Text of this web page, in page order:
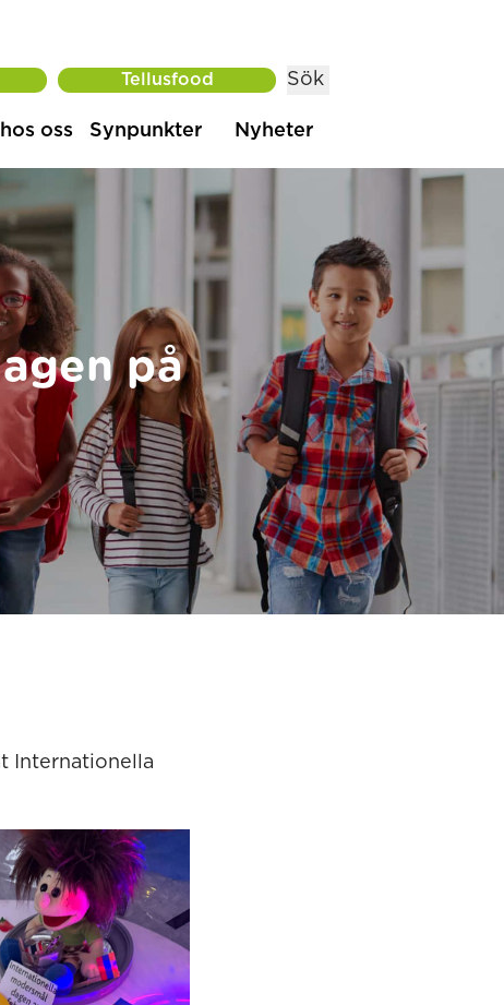
Tellusfood Sök
oss Synpunkter Nyheter
på
Internationella